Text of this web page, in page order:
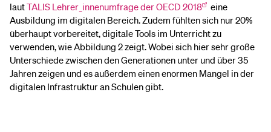
lautTALIS Lehrer_innenumfrage der OECD 2018
eine
Ausbildung im digitalen Bereich. Zudem fühlten sich nur 20%
überhaupt vorbereitet, digitale Tools im Unterricht zu
verwenden, wie Abbildung 2 zeigt. Wobei sich hier sehr große
Unterschiede zwischen den Generationen unter und über 35
Jahren zeigen und es außerdem einen enormen Mangel in der
digitalen Infrastruktur an Schulen gibt.